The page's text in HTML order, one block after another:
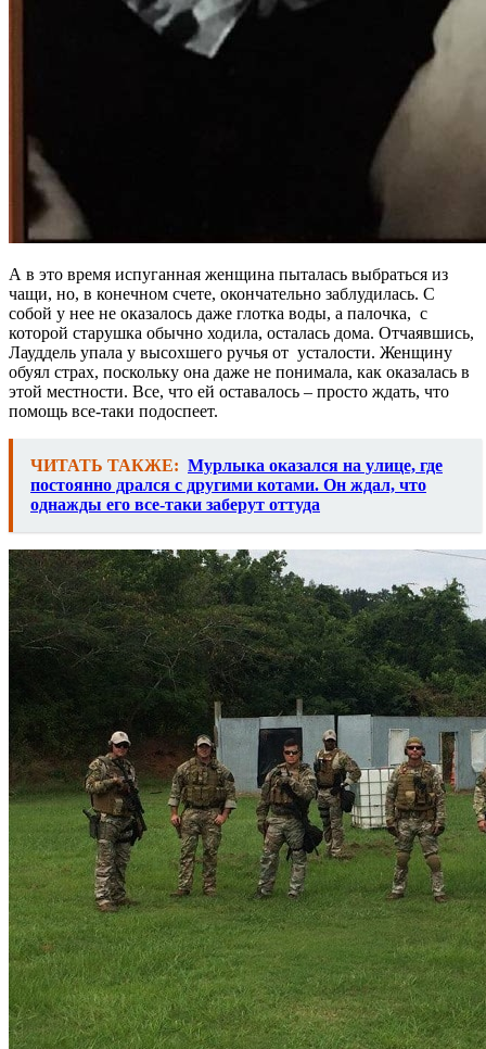
А в это время испуганная женщина пыталась выбраться из
чащи, но, в конечном счете, окончательно заблудилась. С
собой у нее не оказалось даже глотка воды, а палочка, с
которой старушка обычно ходила, осталась дома. Отчаявшись,
Лауддель упала у высохшего ручья от усталости. Женщину
обуял страх, поскольку она даже не понимала, как оказалась в
этой местности. Все, что ей оставалось – просто ждать, что
помощь все-таки подоспеет.
ЧИТАТЬ ТАКЖЕ: Мурлыка оказался на улице, где
постоянно дрался с другими котами. Он ждал, что
однажды его все-таки заберут оттуда